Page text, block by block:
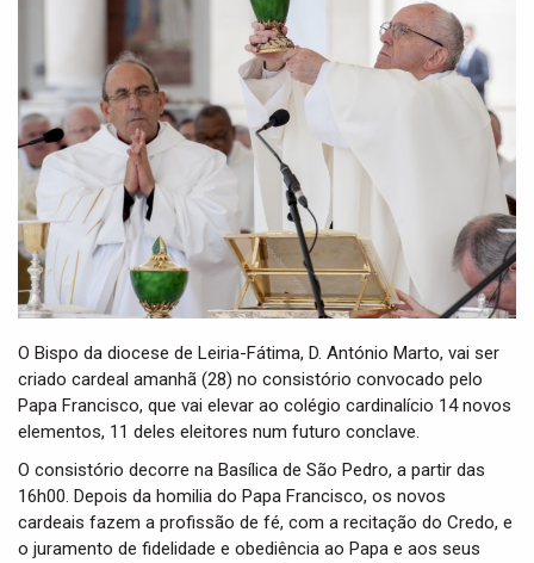
O Bispo da diocese de Leiria-Fátima, D. António Marto, vai ser
criado cardeal amanhã (28) no consistório convocado pelo
Papa Francisco, que vai elevar ao colégio cardinalício 14 novos
elementos, 11 deles eleitores num futuro conclave.
O consistório decorre na Basílica de São Pedro, a partir das
16h00. Depois da homilia do Papa Francisco, os novos
cardeais fazem a profissão de fé, com a recitação do Credo, e
o juramento de fidelidade e obediência ao Papa e aos seus